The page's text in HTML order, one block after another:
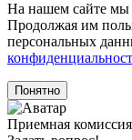
На нашем сайте мы
Продолжая им
персональных
Понятно
Приемная комиссия